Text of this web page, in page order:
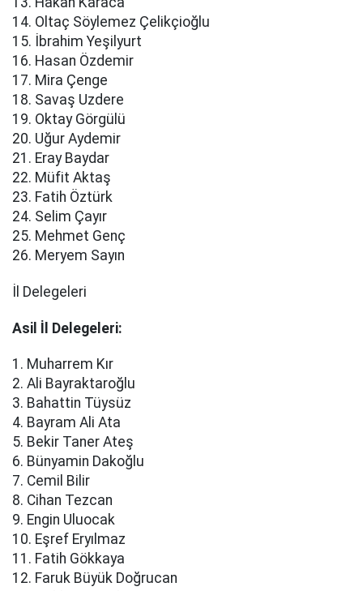
14. Oltaç Söylemez Çelikçioğlu
15. İbrahim Yeşilyurt
16. Hasan Özdemir
17. Mira Çenge
18. Savaş Uzdere
19. Oktay Görgülü
20. Uğur Aydemir
21. Eray Baydar
22. Müfit Aktaş
23. Fatih Öztürk
24. Selim Çayır
25. Mehmet Genç
26. Meryem Sayın
İl Delegeleri
Asil İl Delegeleri:
1. Muharrem Kır
2. Ali Bayraktaroğlu
3. Bahattin Tüysüz
4. Bayram Ali Ata
5. Bekir Taner Ateş
6. Bünyamin Dakoğlu
7. Cemil Bilir
8. Cihan Tezcan
9. Engin Uluocak
10. Eşref Eryılmaz
11. Fatih Gökkaya
12. Faruk Büyük Doğrucan